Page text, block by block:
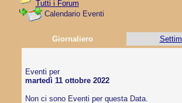
Tutti i Forum
Calendario Eventi
Giornaliero
Eventi per
martedì 11 ottobre 2022
Non ci sono Eventi per questa Data.